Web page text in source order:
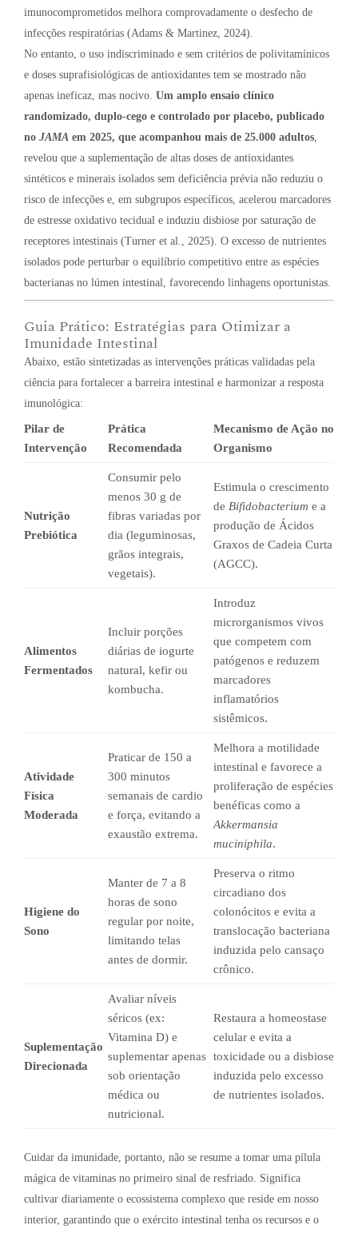
imunocomprometidos melhora comprovadamente o desfecho de
infecções respiratórias (Adams & Martinez, 2024).
No entanto, o uso indiscriminado e sem critérios de polivitamínicos
e doses suprafisiológicas de antioxidantes tem se mostrado não
apenas ineficaz, mas nocivo. Um amplo ensaio clínico
randomizado, duplo-cego e controlado por placebo, publicado
no JAMA em 2025, que acompanhou mais de 25.000 adultos,
revelou que a suplementação de altas doses de antioxidantes
sintéticos e minerais isolados sem deficiência prévia não reduziu o
risco de infecções e, em subgrupos específicos, acelerou marcadores
de estresse oxidativo tecidual e induziu disbiose por saturação de
receptores intestinais (Turner et al., 2025). O excesso de nutrientes
isolados pode perturbar o equilíbrio competitivo entre as espécies
bacterianas no lúmen intestinal, favorecendo linhagens oportunistas.
Guia Prático: Estratégias para Otimizar a
Imunidade Intestinal
Abaixo, estão sintetizadas as intervenções práticas validadas pela
ciência para fortalecer a barreira intestinal e harmonizar a resposta
imunológica:
Pilar de
Intervenção
Prática
Recomendada
Mecanismo de Ação no
Organismo
Nutrição
Prebiótica
Consumir pelo
menos 30 g de
fibras variadas por
dia (leguminosas,
grãos integrais,
vegetais).
Estimula o crescimento
de Bifidobacterium e a
produção de Ácidos
Graxos de Cadeia Curta
(AGCC).
Alimentos
Fermentados
Incluir porções
diárias de iogurte
natural, kefir ou
kombucha.
Introduz
microrganismos vivos
que competem com
patógenos e reduzem
marcadores
inflamatórios
sistêmicos.
Atividade
Física
Moderada
Praticar de 150 a
300 minutos
semanais de cardio
e força, evitando a
exaustão extrema.
Melhora a motilidade
intestinal e favorece a
proliferação de espécies
benéficas como a
Akkermansia
muciniphila.
Higiene do
Sono
Manter de 7 a 8
horas de sono
regular por noite,
limitando telas
antes de dormir.
Preserva o ritmo
circadiano dos
colonócitos e evita a
translocação bacteriana
induzida pelo cansaço
crônico.
Suplementação
Direcionada
Avaliar níveis
séricos (ex:
Vitamina D) e
suplementar apenas
sob orientação
médica ou
nutricional.
Restaura a homeostase
celular e evita a
toxicidade ou a disbiose
induzida pelo excesso
de nutrientes isolados.
Cuidar da imunidade, portanto, não se resume a tomar uma pílula
mágica de vitaminas no primeiro sinal de resfriado. Significa
cultivar diariamente o ecossistema complexo que reside em nosso
interior, garantindo que o exército intestinal tenha os recursos e o